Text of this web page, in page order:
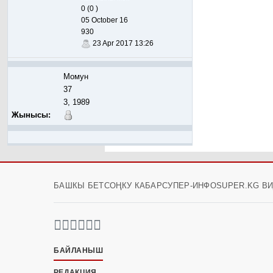
0 (0 )
05 October 16
930
23 Apr 2017 13:26
Момун
37
3, 1989
Жынысы:
БАШКЫ БЕТСОҢКУ КАБАРСУПЕР-ИНФОSUPER.KG
БАЙЛАНЫШ